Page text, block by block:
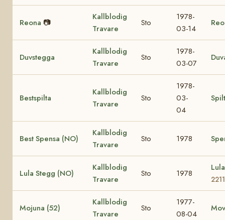
Reona 📷
Kallblodig
Travare
Sto
1978-
03-14
Duvstegga
Kallblodig
Travare
Sto
1978-
03-07
Bestspilta
Kallblodig
Travare
Sto
1978-
03-
04
Best Spensa (NO)
Kallblodig
Travare
Sto 1978
Lula Stegg (NO)
Kallblodig
Travare
Sto 1978
Mojuna (52)
Kallblodig
Travare
Sto
1977-
08-04